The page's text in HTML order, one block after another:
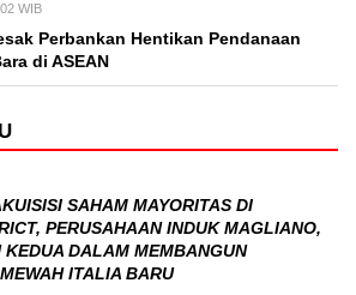
WIB
Perbankan Hentikan Pendanaan
di ASEAN
SAHAM MAYORITAS DI
PERUSAHAAN INDUK MAGLIANO,
DALAM MEMBANGUN
ITALIA BARU